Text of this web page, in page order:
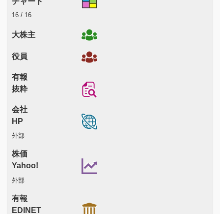
16 / 16
大株主
役員
有報
抜粋
会社
HP
外部
株価
Yahoo!
外部
有報
EDINET